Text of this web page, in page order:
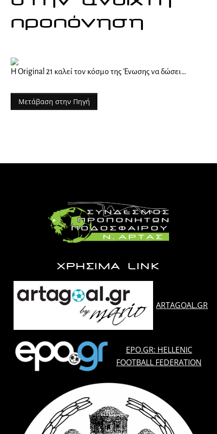
προπόνηση
Η Original 21 καλεί τον κόσμο της Ένωσης να δώσει…
Μετάβαση στην Πηγή
ΧΡΗΣΙΜΑ LINK
ARTAGOAL.GR
EPO.GR: HELLENIC
FOOTBALL FEDERATION